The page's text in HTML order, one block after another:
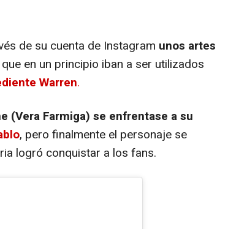
de su cuenta de Instagram unos artes
que en un principio iban a ser utilizados
Warren.
(Vera Farmiga) se enfrentase a su
, pero finalmente el personaje se
logró conquistar a los fans.